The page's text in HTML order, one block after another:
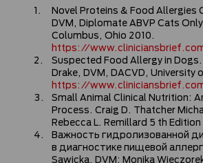
Novel Proteins & Food Allergies
DVM, Diplomate ABVP Cats
Columbus, Ohio 2010.
https://
Suspected Food Allergy in Dogs.
Drake, DVM, DACVD, University
https://
Small Animal Clinical Nutrition:
Process. Craig D. Thatcher
Rebecca L. Remillard 5 th Edition
Важность гидролизованной
в диагностике пищевой
Sawicka, DVM; Monika